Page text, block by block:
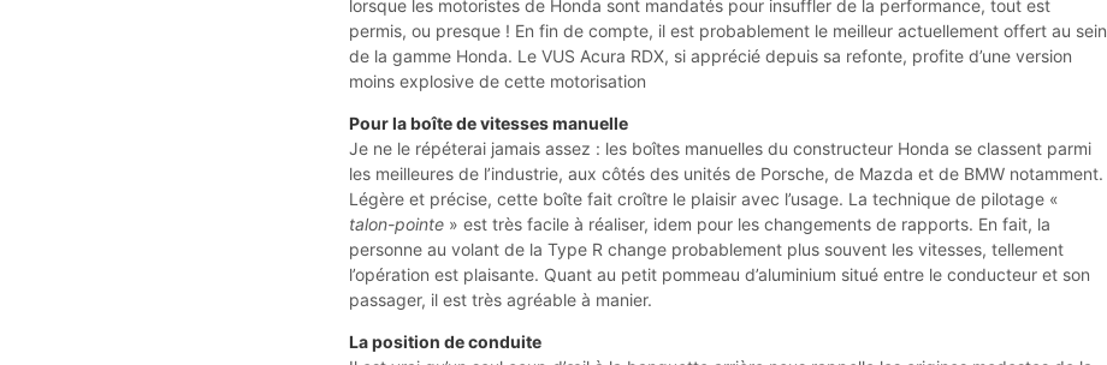
lorsque les motoristes de Honda sont mandatés pour insuffler de la performance, tout est
permis, ou presque ! En fin de compte, il est probablement le meilleur actuellement offert au sein
de la gamme Honda. Le VUS Acura RDX, si apprécié depuis sa refonte, profite d’une version
moins explosive de cette motorisation
Pour la boîte de vitesses manuelle
Je ne le répéterai jamais assez : les boîtes manuelles du constructeur Honda se classent parmi
les meilleures de l’industrie, aux côtés des unités de Porsche, de Mazda et de BMW notamment.
Légère et précise, cette boîte fait croître le plaisir avec l’usage. La technique de pilotage «
talon-pointe » est très facile à réaliser, idem pour les changements de rapports. En fait, la
personne au volant de la Type R change probablement plus souvent les vitesses, tellement
l’opération est plaisante. Quant au petit pommeau d’aluminium situé entre le conducteur et son
passager, il est très agréable à manier.
La position de conduite